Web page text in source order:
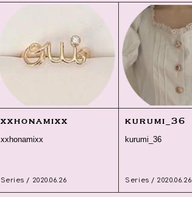
xxhonamixx
xxhonamixx
Series / 2020.06.26
kurumi_36
kurumi_36
Series / 2020.06.26